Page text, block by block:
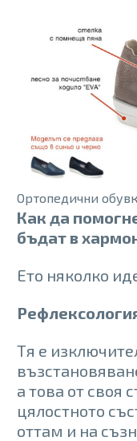
Ортопедични
Как да
бъдат в
Ето няколко
Тя е
а това от своя
цялостното
оттам и на